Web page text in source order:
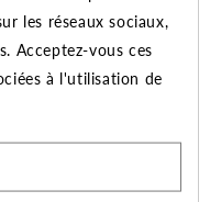
0,18 €
0,90 €
les réseaux sociaux,
Acceptez-vous ces
à l'utilisation de